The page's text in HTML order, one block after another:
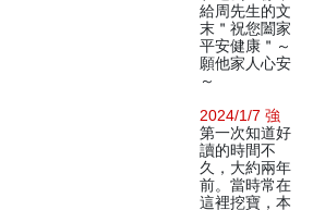
給周先生的文
末＂祝您闔家
平安健康＂～
願他家人心安
～
2024/1/7 強
第一次知道好
讀的時間不
久，大約兩年
前。當時常在
這裡挖寶，本